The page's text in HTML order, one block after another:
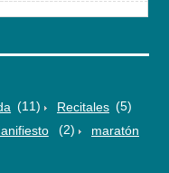
(11) Recitales (5)
(2)
maratón